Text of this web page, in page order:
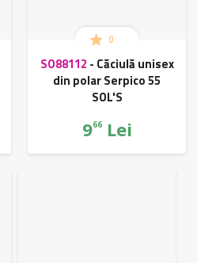
0
SO88112 - Căciulă unisex
din polar Serpico 55
SOL'S
966Lei